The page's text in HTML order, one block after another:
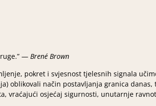
— Brené Brown
pokret i svjesnost tjelesnih signala
oblikovali način postavljanja granica danas,
vraćajući osjećaj sigurnosti, unutarnje